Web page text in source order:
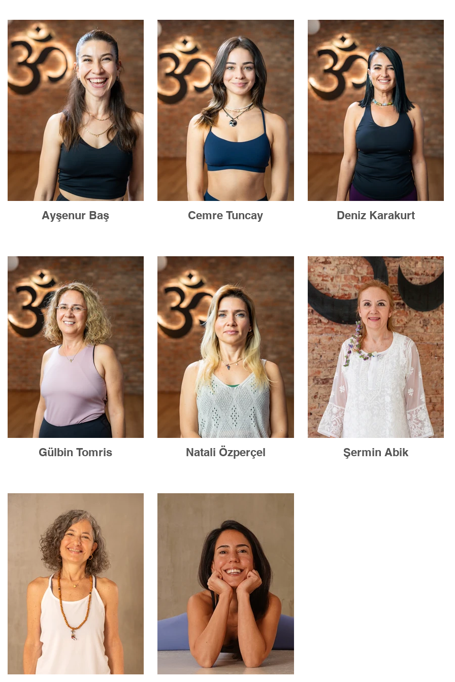
Ayşenur Baş Cemre Tuncay Deniz Karakurt
Gülbin Tomris Natali Özperçel Şermin Abik